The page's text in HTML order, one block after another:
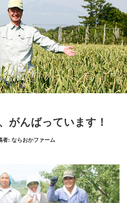
がんばっています！
者: ならおかファーム
るもの